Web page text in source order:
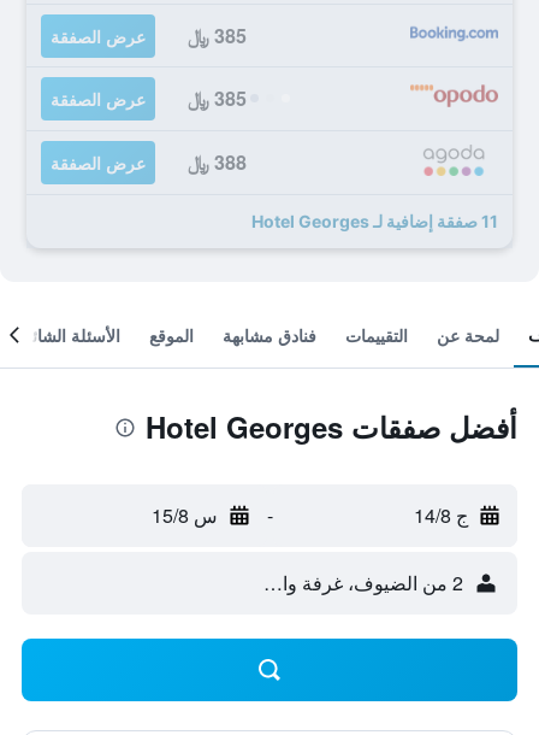
385 ﷼ عرض الصفقة
385 ﷼ عرض الصفقة
388 ﷼ عرض الصفقة
11 صفقة إضافية لـ Hotel Georges
لمحة عن التقييمات فنادق مشابهة الموقع الأسئلة الشائعة
أفضل صفقات Hotel Georges
ج 14/8 - س 15/8
2 من الضيوف، غرفة واحدة